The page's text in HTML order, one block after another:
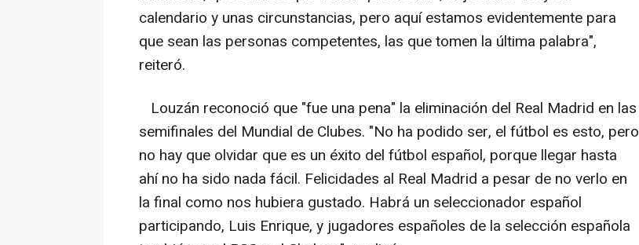
calendario y unas circunstancias, pero aquí estamos evidentemente para
que sean las personas competentes, las que tomen la última palabra",
reiteró.
Louzán reconoció que "fue una pena" la eliminación del Real Madrid en las
semifinales del Mundial de Clubes. "No ha podido ser, el fútbol es esto, pero
no hay que olvidar que es un éxito del fútbol español, porque llegar hasta
ahí no ha sido nada fácil. Felicidades al Real Madrid a pesar de no verlo en
la final como nos hubiera gustado. Habrá un seleccionador español
participando, Luis Enrique, y jugadores españoles de la selección española